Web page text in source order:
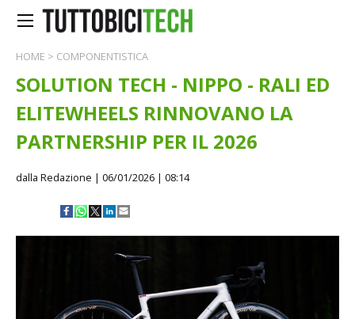
HOME > COMPONENTISTICA
SOLUTION TECH - NIPPO - RALI ED
ELITEWHEELS RINNOVANO LA
PARTNERSHIP PER IL 2026
dalla Redazione | 06/01/2026 | 08:14